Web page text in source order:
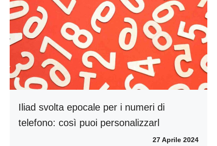
Iliad svolta epocale per i numeri di
telefono: così puoi personalizzarl
27 Aprile 2024